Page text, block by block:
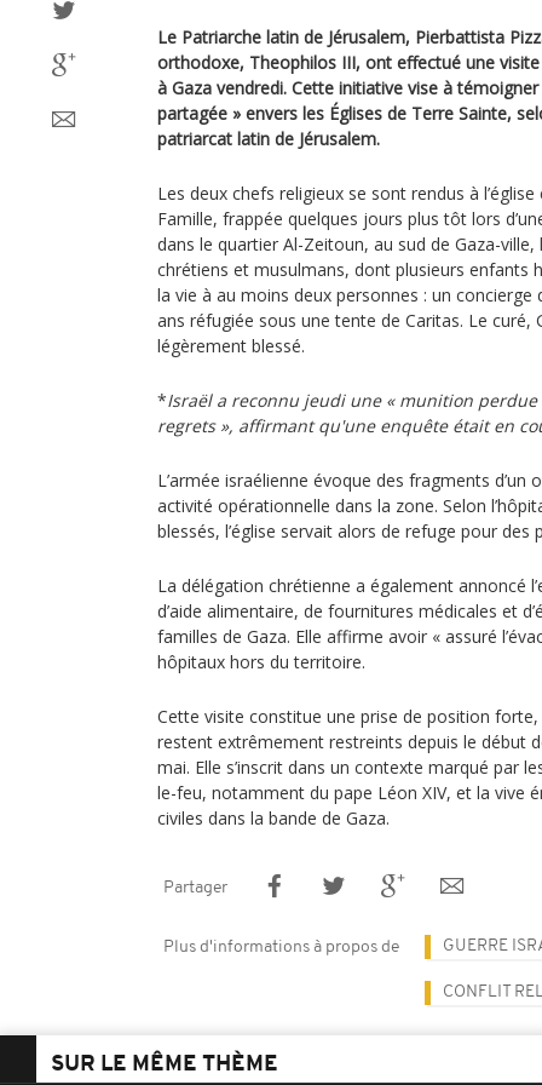
Le Patriarche latin de Jérusalem, Pierbattista
orthodoxe, Theophilos III, ont effectué une
à Gaza vendredi. Cette initiative vise à
partagée » envers les Églises de Terre Sainte,
patriarcat latin de Jérusalem.
Les deux chefs religieux se sont rendus à
Famille, frappée quelques jours plus tôt lors
dans le quartier Al-Zeitoun, au sud de Gaza-ville,
chrétiens et musulmans, dont plusieurs enfants
la vie à au moins deux personnes : un
ans réfugiée sous une tente de Caritas. Le curé,
légèrement blessé.
*Israël a reconnu jeudi une « munition perdue
regrets », affirmant qu'une enquête était en
L’armée israélienne évoque des fragments d’un
activité opérationnelle dans la zone. Selon
blessés, l’église servait alors de refuge pour des
La délégation chrétienne a également annoncé
d’aide alimentaire, de fournitures médicales et
familles de Gaza. Elle affirme avoir « assuré
hôpitaux hors du territoire.
Cette visite constitue une prise de position forte,
restent extrêmement restreints depuis le début
mai. Elle s’inscrit dans un contexte marqué par
le-feu, notamment du pape Léon XIV, et la vive
civiles dans la bande de Gaza.
Partager
Plus d'informations à propos de GUERRE
CONFLIT
SUR LE MÊME THÈME